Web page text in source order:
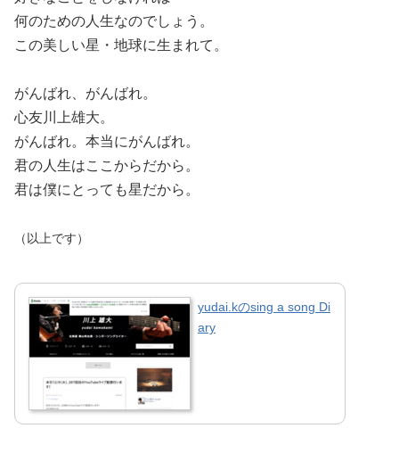
何のための人生なのでしょう。
この美しい星・地球に生まれて。
がんばれ、がんばれ。
心友川上雄大。
がんばれ。本当にがんばれ。
君の人生はここからだから。
君は僕にとっても星だから。
（以上です）
yudai.kのsing a song Di
ary